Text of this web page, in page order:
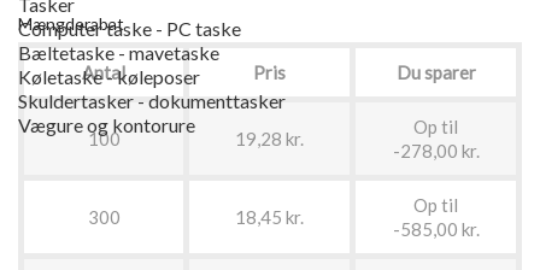
Computer taske - PC taske
Bæltetaske - mavetaske
Køletaske - køleposer
Skuldertasker - dokumenttasker
Vægure og kontorure
Mængderabat
Antal Pris Du sparer
100 19,28 kr.
Op til
-278,00 kr.
300 18,45 kr.
Op til
-585,00 kr.